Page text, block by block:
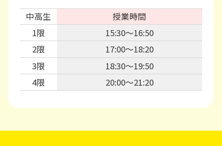
中高生
授業時間
1限
15:30〜16:50
2限
17:00〜18:20
3限
18:30〜19:50
4限
20:00〜21:20